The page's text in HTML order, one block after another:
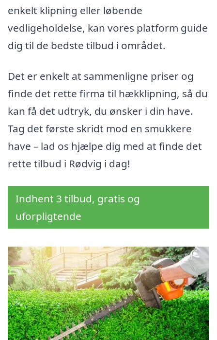
enkelt klipning eller løbende
vedligeholdelse, kan vores platform guide
dig til de bedste tilbud i området.
Det er enkelt at sammenligne priser og
finde det rette firma til hækklipning, så du
kan få det udtryk, du ønsker i din have.
Tag det første skridt mod en smukkere
have – lad os hjælpe dig med at finde det
rette tilbud i Rødvig i dag!
Indhent 3 tilbud, gratis og
uforpligtende